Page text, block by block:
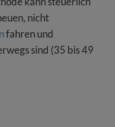
nicht
fahren und
sind (35 bis 49